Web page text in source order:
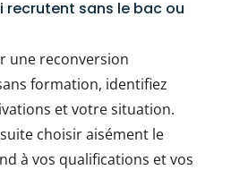
recrutent sans le bac ou
une reconversion
formation, identifiez
et votre situation.
choisir aisément le
à vos qualifications et vos